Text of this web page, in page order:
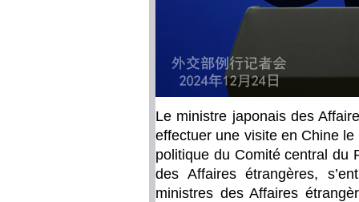
Le ministre japonais des
effectuer une visite en Chine
politique du Comité central du
des Affaires étrangères,
ministres des Affaires